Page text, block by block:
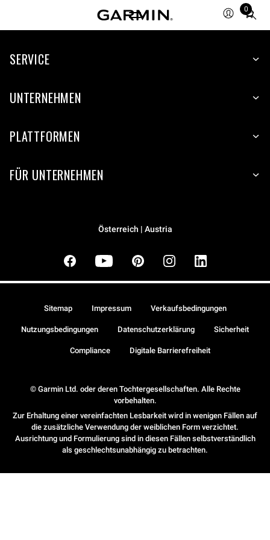
0
Total
SERVICE
UNTERNEHMEN
PLATTFORMEN
FÜR UNTERNEHMEN
Österreich | Austria
© Garmin Ltd. oder deren Tochtergesellschaften. Alle Rechte
vorbehalten.
Zur Erhaltung einer vereinfachten Lesbarkeit wird in wenigen Fällen auf
die zusätzliche Verwendung der weiblichen Form verzichtet.
Ausrichtung und Formulierung sind in diesen Fällen selbstverständlich
als geschlechtsunabhängig zu betrachten.
Sitemap Impressum Verkaufsbedingungen
Nutzungsbedingungen Datenschutzerklärung Sicherheit
Compliance Digitale Barrierefreiheit